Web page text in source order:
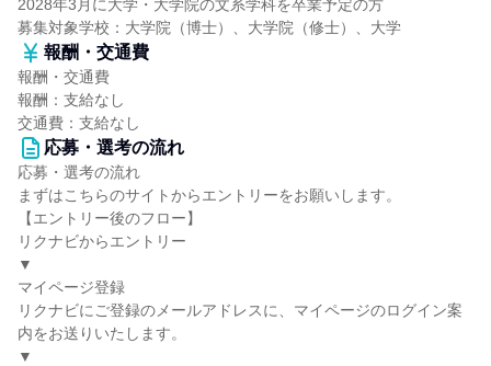
2028年3月に大学・大学院の文系学科を卒業予定の方
募集対象学校：大学院（博士）、大学院（修士）、大学
報酬・交通費
報酬・交通費
報酬：支給なし
交通費：支給なし
応募・選考の流れ
応募・選考の流れ
まずはこちらのサイトからエントリーをお願いします。
【エントリー後のフロー】
リクナビからエントリー
▼
マイページ登録
リクナビにご登録のメールアドレスに、マイページのログイン案
内をお送りいたします。
▼